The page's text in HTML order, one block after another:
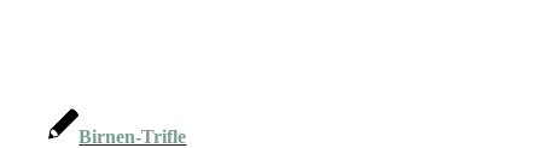
Birnen-Trifle